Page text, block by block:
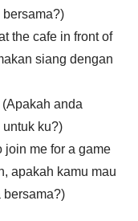
bersama?)
the cafe in front of
siang dengan
anda
ku?)
join me for a game
apakah kamu mau
bersama?)